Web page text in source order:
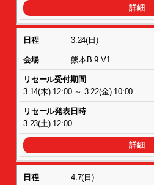
詳細
3.24(日)
熊本B.9 V1
3.14(木) 12:00 ～ 3.22(金) 10:00
3.23(土) 12:00
詳細
4.7(日)